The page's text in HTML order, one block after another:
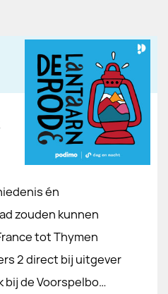
én
zouden kunnen
tot Thymen
2 direct bij uitgever
bij de Voorspelbo…